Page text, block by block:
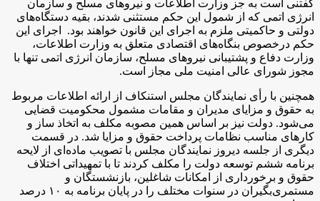
گفتنی است به جز وزارت اطلاعات و نیروهای مسلح و سازمان
انرژی اتمی که از شمول این حکم مستثنی شدند، بقیه دستگاه‌های
دولتی و حاکمیتی ملزم به اجرای این قانون خواهند بود. اجرای این
حکم درخصوص بنگاه‌های اقتصادی متعلق به وزارت اطلاعات،‌
وزارت دفاع و پشتیبانی نیروهای مسلح، سازمان انرژی اتمی تنها با
مجوز شورای عالی امنیت ملی مجاز است.
همچنین با رأی نمایندگان مجلس استنکاف از ارائه اطلاعات مربوط
به حقوق و مزایای مدیران و مقامات مشمول محکومیت قضایی
می‌شود. دولت نیز بر اساس همین مصوبه مکلف به اتخاذ ساز و
کارهای مناسب نظامات پرداخت حقوق و مزایا شد. در قسمت
دیگری از جلسه دیروز نمایندگان مجلس با تصویب ماده‌ای از لایحه
برنامه ششم توسعه دولت را مکلف کردند تا با تمهیداتی اختلاف
حقوق و برخورداری از امکانات شاغلین، بازنشستگان و
مستمری‌بگیران در سنوات مختلف را در پایان برنامه به ۱۰ درصد